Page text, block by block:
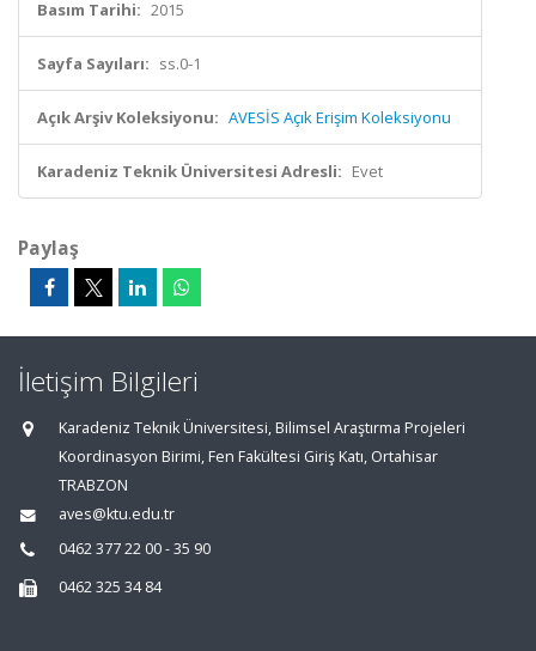
Basım Tarihi: 2015
Sayfa Sayıları: ss.0-1
Açık Arşiv Koleksiyonu: AVESİS Açık Erişim Koleksiyonu
Karadeniz Teknik Üniversitesi Adresli: Evet
Paylaş
İletişim Bilgileri
Karadeniz Teknik Üniversitesi, Bilimsel Araştırma Projeleri
Koordinasyon Birimi, Fen Fakültesi Giriş Katı, Ortahisar
TRABZON
aves@ktu.edu.tr
0462 377 22 00 - 35 90
0462 325 34 84